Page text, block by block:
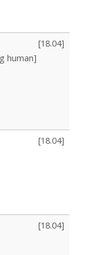
[18.04]
human]
[18.04]
[18.04]